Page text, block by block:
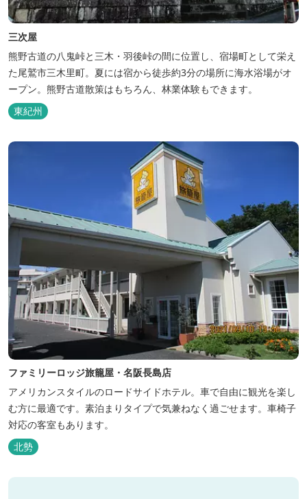
三次屋
熊野古道の八鬼峠と三木・羽後峠の間に位置し、宿場町として栄え
た尾鷲市三木里町。夏には宿から徒歩約3分の場所に海水浴場がオ
ープン。熊野古道散策はもちろん、林業体験もできます。
東紀州
ファミリーロッジ旅籠屋・名阪長島店
アメリカンスタイルのロードサイドホテル。車で自由に観光を楽し
む方に最適です。素泊まりタイプで気兼ねなく過ごせます。車椅子
対応の客室もあります。
北勢